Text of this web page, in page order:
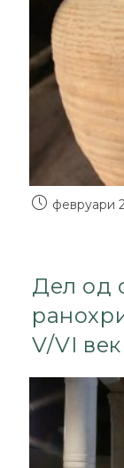
февруари
Дел од
V/VI век